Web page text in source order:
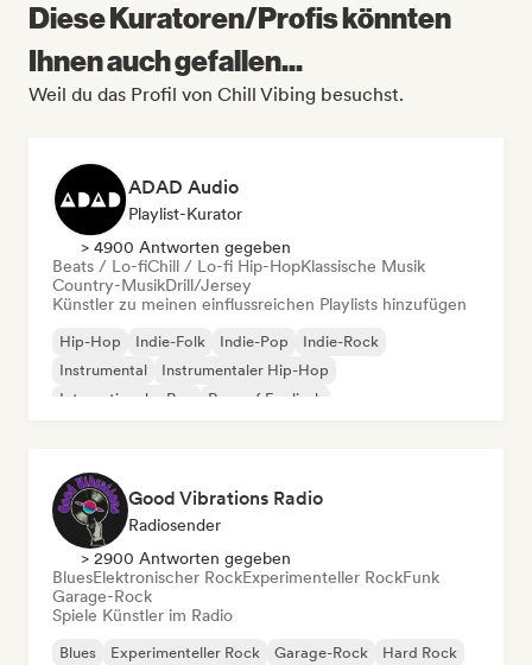
Diese Kuratoren/Profis könnten
Ihnen auch gefallen...
Weil du das Profil von Chill Vibing besuchst.
ADAD Audio
Playlist-Kurator
> 4900 Antworten gegeben
Beats / Lo-fiChill / Lo-fi Hip-HopKlassische Musik
Country-MusikDrill/Jersey
Künstler zu meinen einflussreichen Playlists hinzufügen
Hip-Hop Indie-Folk Indie-Pop
Indie-Rock
Instrumental
Instrumentaler Hip-Hop
Internationaler Rap
Rap auf Englisch
Good Vibrations Radio
Radiosender
> 2900 Antworten gegeben
BluesElektronischer RockExperimenteller RockFunk
Garage-Rock
Spiele Künstler im Radio
Blues Experimenteller Rock Garage-Rock
Hard Rock